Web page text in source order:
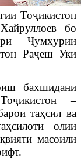
Тоҷикистон
бо
Ҷумҳурии
Раҷеш Уки
бахшидани
–
таҳсил ва
олии
масоили